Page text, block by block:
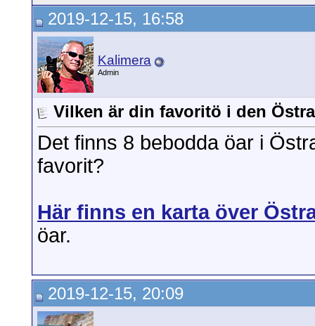
2019-12-15, 16:58
Kalimera
Admin
Vilken är din favoritö i den
Det finns 8 bebodda öar i
favorit?
Här finns en karta över
öar.
2019-12-15, 20:09